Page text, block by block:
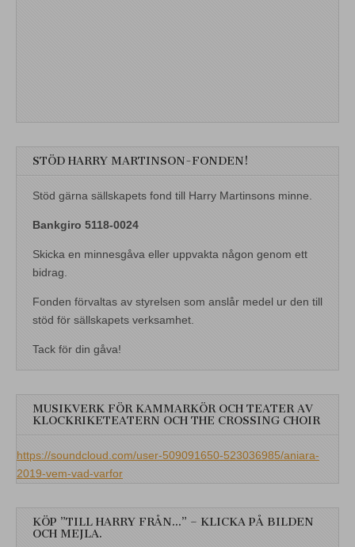
STÖD HARRY MARTINSON-FONDEN!
Stöd gärna sällskapets fond till Harry Martinsons minne.
Bankgiro 5118-0024
Skicka en minnesgåva eller uppvakta någon genom ett
bidrag.
Fonden förvaltas av styrelsen som anslår medel ur den till
stöd för sällskapets verksamhet.
Tack för din gåva!
MUSIKVERK FÖR KAMMARKÖR OCH TEATER AV
KLOCKRIKETEATERN OCH THE CROSSING CHOIR
https://soundcloud.com/user-509091650-523036985/aniara-
2019-vem-vad-varfor
KÖP ”TILL HARRY FRÅN…” – KLICKA PÅ BILDEN
OCH MEJLA.